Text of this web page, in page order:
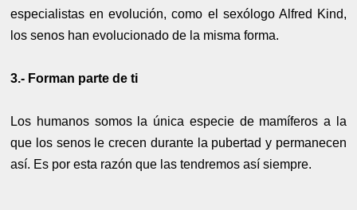
especialistas en evolución, como el sexólogo Alfred Kind,
los senos han evolucionado de la misma forma.
3.- Forman parte de ti
Los humanos somos la única especie de mamíferos a la
que los senos le crecen durante la pubertad y permanecen
así. Es por esta razón que las tendremos así siempre.